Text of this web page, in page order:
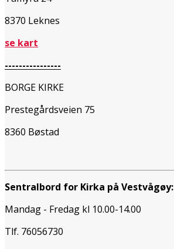
8370 Leknes
se kart
----------------
BORGE KIRKE
Prestegårdsveien 75
8360 Bøstad
Sentralbord for Kirka på Vestvågøy:
Mandag - Fredag kl 10.00-14.00
Tlf. 76056730